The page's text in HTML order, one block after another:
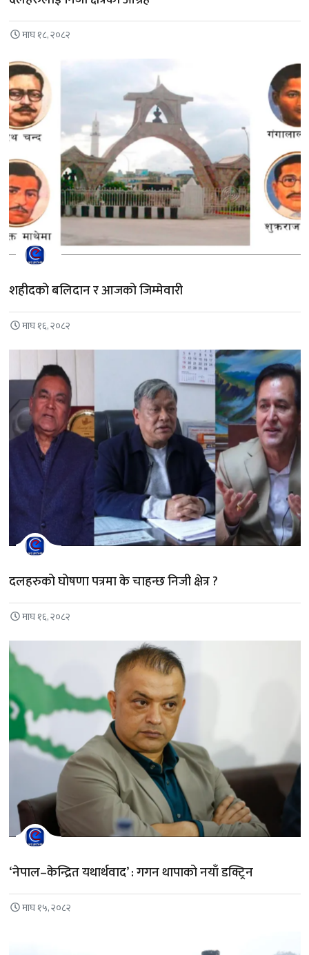
माघ १८, २०८२
शहीदको बलिदान र आजको जिम्मेवारी
माघ १६, २०८२
दलहरुको घोषणा पत्रमा के चाहन्छ निजी क्षेत्र ?
माघ १६, २०८२
‘नेपाल–केन्द्रित यथार्थवाद’ : गगन थापाको नयाँ डक्ट्रिन
माघ १५, २०८२